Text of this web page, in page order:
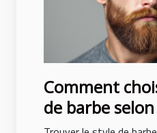
Comment
de barbe
visage ?